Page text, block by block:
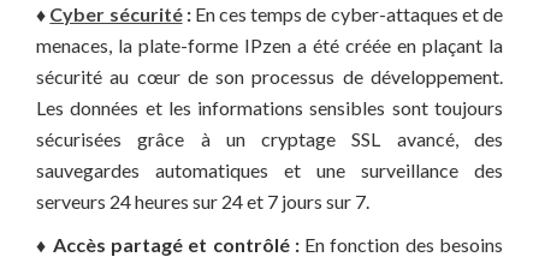
♦ Cyber sécurité:En ces temps de cyber-attaques et de
menaces, la plate-forme IPzen a été créée en plaçant la
sécurité au cœur de son processus de développement.
Les données et les informations sensibles sont toujours
sécurisées grâce à un cryptage SSL avancé, des
sauvegardes automatiques et une surveillance des
serveurs 24 heures sur 24 et 7 jours sur 7.
♦ Accès partagé et contrôlé :En fonction des besoins